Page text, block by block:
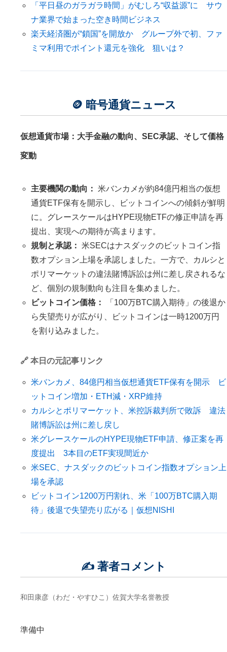
「平日昼のガラガラ時間」がむしろ“収益源”に サウ
ナ業界で始まった空き時間ビジネス
楽天経済圏が“鎖国”を開放か グループ外で初、ファ
ミマ利用でポイント還元を強化 狙いは？
🪙 暗号通貨ニュース
仮想通貨市場：大手金融の動向、SEC承認、そして価格
変動
主要機関の動向： 米バンカメが約84億円相当の仮想
通貨ETF保有を開示し、ビットコインへの傾斜が鮮明
に。グレースケールはHYPE現物ETFの修正申請を再
提出、実現への期待が高まります。
規制と承認： 米SECはナスダックのビットコイン指
数オプション上場を承認しました。一方で、カルシと
ポリマーケットの違法賭博訴訟は州に差し戻されるな
ど、個別の規制動向も注目を集めました。
ビットコイン価格：
「100万BTC購入期待」の後退か
ら失望売りが広がり、ビットコインは一時1200万円
を割り込みました。
🔗 本日の元記事リンク
米バンカメ、84億円相当仮想通貨ETF保有を開示 ビ
ットコイン増加・ETH減・XRP維持
カルシとポリマーケット、米控訴裁判所で敗訴 違法
賭博訴訟は州に差し戻し
米グレースケールのHYPE現物ETF申請、修正案を再
度提出 3本目のETF実現間近か
米SEC、ナスダックのビットコイン指数オプション上
場を承認
ビットコイン1200万円割れ、米「100万BTC購入期
待」後退で失望売り広がる｜仮想NISHI
✍️ 著者コメント
和田康彦（わだ・やすひこ）佐賀大学名誉教授
準備中